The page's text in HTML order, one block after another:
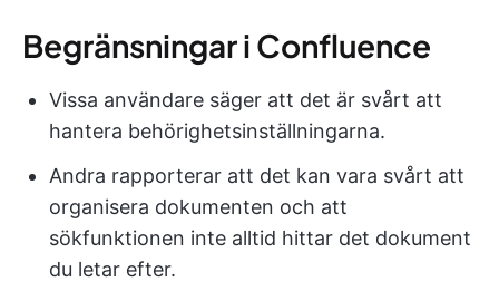
Begränsningar i Confluence
Vissa användare säger att det är svårt att
hantera behörighetsinställningarna.
Andra rapporterar att det kan vara svårt att
organisera dokumenten och att
sökfunktionen inte alltid hittar det dokument
du letar efter.